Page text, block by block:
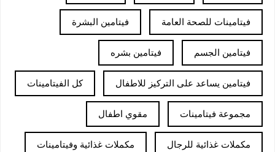
فيتامينات للصحة العامة فيتامين البشرة
فيتامين الجسم فيتامين بشره
فيتامين يساعد على التركيز للاطفال كل الفيتامينات
مجموعة فيتامينات مقوي اطفال
مكملات غذائية للرجال مكملات غذائية وفيتامينات